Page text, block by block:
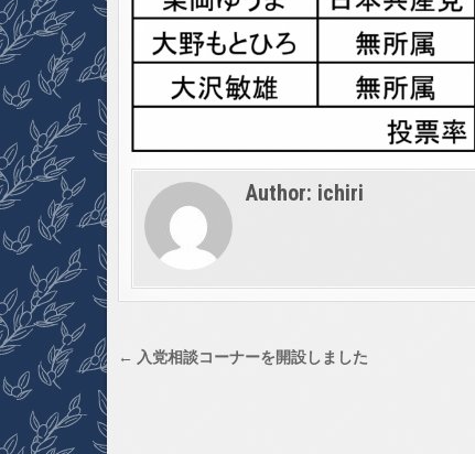
Author: ichiri
投
← 入党相談コーナーを開設しました